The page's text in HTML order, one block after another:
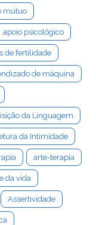
mútuo
apoio psicológico
de fertilidade
de máquina
da Linguagem
da Intimidade
arte-terapia
da vida
Assertividade